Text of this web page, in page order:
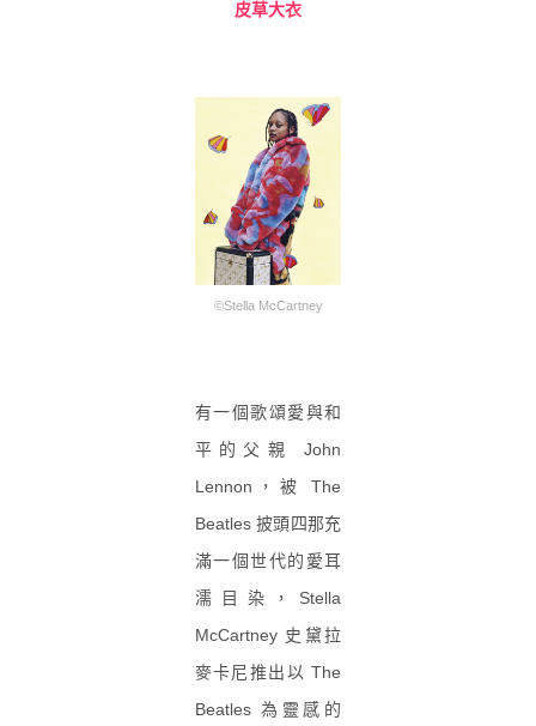
皮草大衣
©Stella McCartney
有一個歌頌愛與和
平的父親 John
Lennon，被 The
Beatles 披頭四那充
滿一個世代的愛耳
濡目染，Stella
McCartney 史黛拉
麥卡尼推出以 The
Beatles 為靈感的